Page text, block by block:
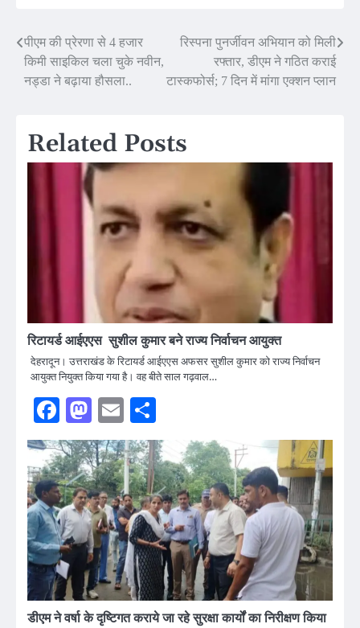
Post
navigation
पीएम की प्रेरणा से 4 हजार
किमी साइकिल चला चुके नवीन,
नड्डा ने बढ़ाया हौसला..
रिस्पना पुनर्जीवन अभियान को मिली
रफ्तार, डीएम ने गठित कराई
टास्कफोर्स; 7 दिन में मांगा एक्शन प्लान
Related Posts
रिटायर्ड आईएएस सुशील कुमार बने राज्य निर्वाचन आयुक्त
देहरादून। उत्तराखंड के रिटायर्ड आईएएस अफसर सुशील कुमार को राज्य निर्वाचन
आयुक्त नियुक्त किया गया है। वह बीते साल गढ़वाल…
Facebook
Mastodon
Email
डीएम ने वर्षा के दृष्टिगत कराये जा रहे सुरक्षा कार्यों का निरीक्षण किया